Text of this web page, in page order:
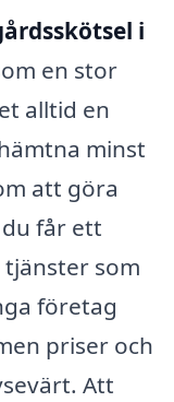
i
en stor
alltid en
minst
att göra
får ett
som
företag
priser och
Att